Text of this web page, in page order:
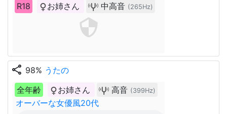
R18
お姉さん 中高音 (265Hz)
share 98% うたの
全年齢
お姉さん 高音 (399Hz)
オーバーな女優風20代